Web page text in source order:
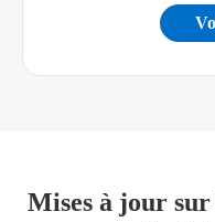
Mises à jour